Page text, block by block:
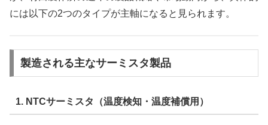
には以下の2つのタイプが主軸になると見られます。
製造される主なサーミスタ製品
1. NTCサーミスタ（温度検知・温度補償用）